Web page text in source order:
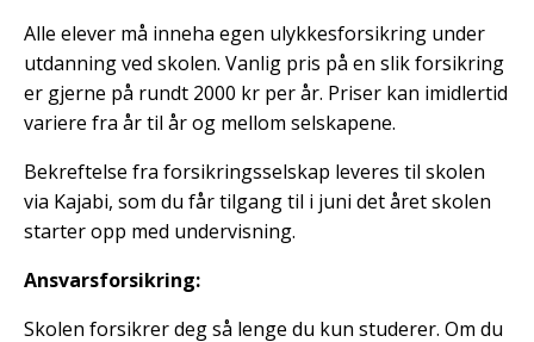
Alle elever må inneha egen ulykkesforsikring under
utdanning ved skolen. Vanlig pris på en slik forsikring
er gjerne på rundt 2000 kr per år. Priser kan imidlertid
variere fra år til år og mellom selskapene.
Bekreftelse fra forsikringsselskap leveres til skolen
via Kajabi, som du får tilgang til i juni det året skolen
starter opp med undervisning.
Ansvarsforsikring:
Skolen forsikrer deg så lenge du kun studerer. Om du